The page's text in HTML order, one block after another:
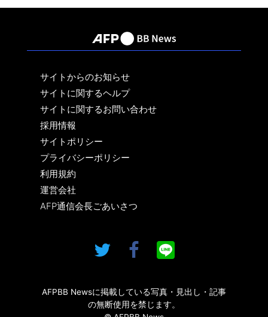
サイトからのお知らせ
サイトに関するヘルプ
サイトに関するお問い合わせ
採用情報
サイトポリシー
プライバシーポリシー
利用規約
運営会社
AFP通信会長ごあいさつ
AFPBB Newsに掲載している写真・見出し・記事
の無断使用を禁じます。